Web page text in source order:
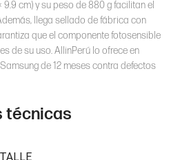
cm) y su peso de 880 g facilitan el
llega sellado de fábrica con
que el componente fotosensible
de su uso. AllinPerú lo ofrece en
de 12 meses contra defectos
técnicas